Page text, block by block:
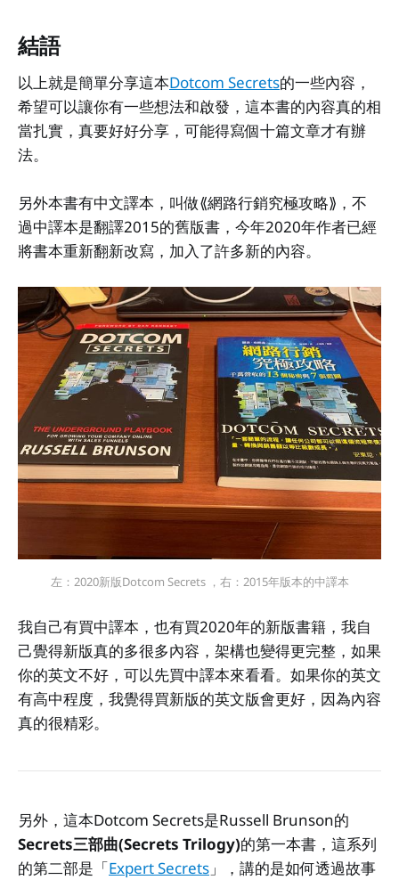
結語
以上就是簡單分享這本Dotcom Secrets的一些內容，
希望可以讓你有一些想法和啟發，這本書的內容真的相
當扎實，真要好好分享，可能得寫個十篇文章才有辦
法。
另外本書有中文譯本，叫做⟪網路行銷究極攻略⟫，不
過中譯本是翻譯2015的舊版書，今年2020年作者已經
將書本重新翻新改寫，加入了許多新的內容。
左：2020新版Dotcom Secrets ，右：2015年版本的中譯本
我自己有買中譯本，也有買2020年的新版書籍，我自
己覺得新版真的多很多內容，架構也變得更完整，如果
你的英文不好，可以先買中譯本來看看。如果你的英文
有高中程度，我覺得買新版的英文版會更好，因為內容
真的很精彩。
另外，這本Dotcom Secrets是Russell Brunson的
Secrets三部曲(Secrets Trilogy)的第一本書，這系列
的第二部是「Expert Secrets 」，講的是如何透過故事